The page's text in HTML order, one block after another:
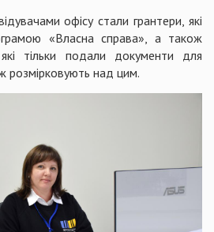
офісу стали грантери, які
«Власна справа», а також
які тільки подали документи для
розмірковують над цим.